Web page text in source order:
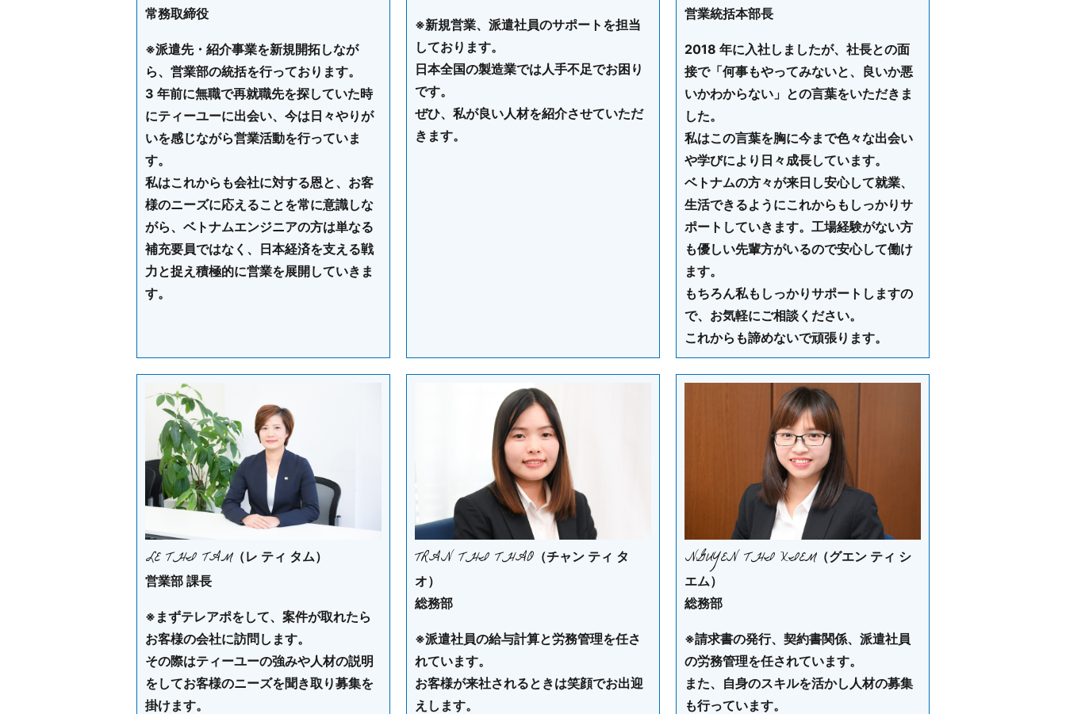
常務取締役
※派遣先・紹介事業を新規開拓しなが
ら、営業部の統括を行っております。
3 年前に無職で再就職先を探していた時
にティーユーに出会い、今は日々やりが
いを感じながら営業活動を行っていま
す。
私はこれからも会社に対する恩と、お客
様のニーズに応えることを常に意識しな
がら、ベトナムエンジニアの方は単なる
補充要員ではなく、日本経済を支える戦
力と捉え積極的に営業を展開していきま
す。
※新規営業、派遣社員のサポートを担当
しております。
日本全国の製造業では人手不足でお困り
です。
ぜひ、私が良い人材を紹介させていただ
きます。
営業統括本部長
2018 年に入社しましたが、社長との面
接で「何事もやってみないと、良いか悪
いかわからない」との言葉をいただきま
した。
私はこの言葉を胸に今まで色々な出会い
や学びにより日々成長しています。
ベトナムの方々が来日し安心して就業、
生活できるようにこれからもしっかりサ
ポートしていきます。工場経験がない方
も優しい先輩方がいるので安心して働け
ます。
もちろん私もしっかりサポートしますの
で、お気軽にご相談ください。
これからも諦めないで頑張ります。
LE THI TAM（レ ティ タム）
営業部 課長
※まずテレアポをして、案件が取れたら
お客様の会社に訪問します。
その際はティーユーの強みや人材の説明
をしてお客様のニーズを聞き取り募集を
掛けます。
TRAN THI THAO （チャン ティ タ
オ）
総務部
※派遣社員の給与計算と労務管理を任さ
れています。
お客様が来社されるときは笑顔でお出迎
えします。
NGUYEN THI XIEM（グエン ティ シ
エム）
総務部
※請求書の発行、契約書関係、派遣社員
の労務管理を任されています。
また、自身のスキルを活かし人材の募集
も行っています。